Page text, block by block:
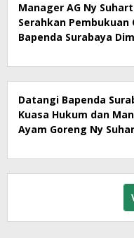
Manager AG Ny
Serahkan Pembukuan
Bapenda Surabaya
Datangi Bapenda
Kuasa Hukum dan
Ayam Goreng Ny
Penyimpangan Pajak